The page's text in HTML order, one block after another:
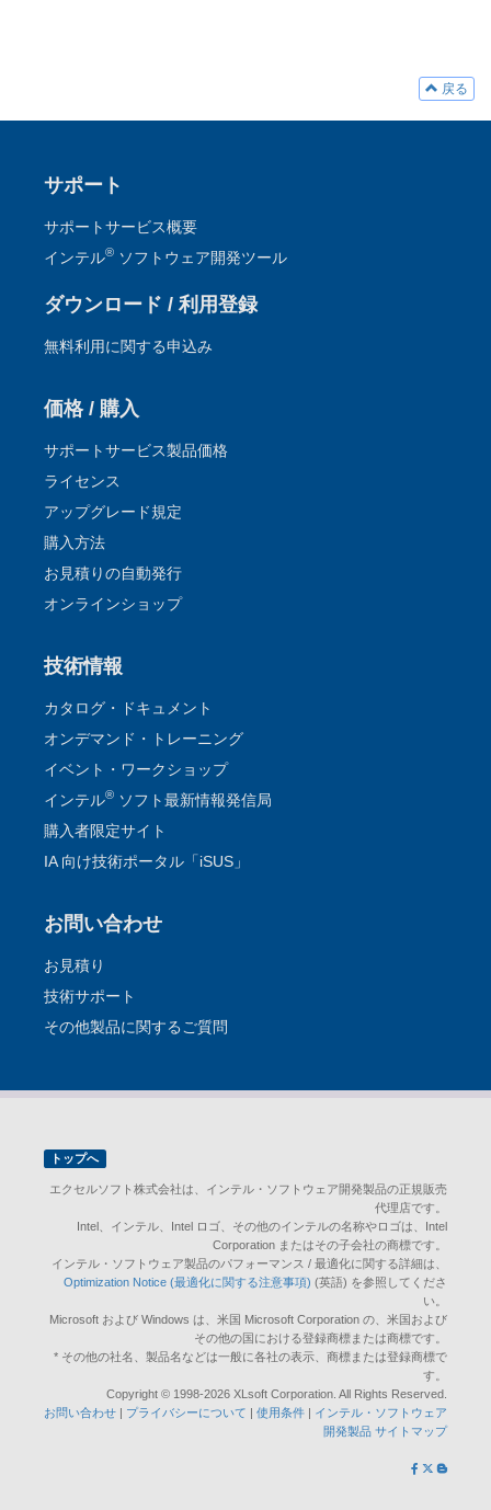
戻る
サポート
サポートサービス概要
インテル® ソフトウェア開発ツール
ダウンロード / 利用登録
無料利用に関する申込み
価格 / 購入
サポートサービス製品価格
ライセンス
アップグレード規定
購入方法
お見積りの自動発行
オンラインショップ
技術情報
カタログ・ドキュメント
オンデマンド・トレーニング
イベント・ワークショップ
インテル® ソフト最新情報発信局
購入者限定サイト
IA 向け技術ポータル「iSUS」
お問い合わせ
お見積り
技術サポート
その他製品に関するご質問
トップへ
エクセルソフト株式会社は、インテル・ソフトウェア開発製品の正規販売
代理店です。
Intel、インテル、Intel ロゴ、その他のインテルの名称やロゴは、Intel
Corporation またはその子会社の商標です。
インテル・ソフトウェア製品のパフォーマンス / 最適化に関する詳細は、
Optimization Notice (最適化に関する注意事項) (英語) を参照してくださ
い。
Microsoft および Windows は、米国 Microsoft Corporation の、米国および
その他の国における登録商標または商標です。
* その他の社名、製品名などは一般に各社の表示、商標または登録商標で
す。
Copyright © 1998-2026 XLsoft Corporation. All Rights Reserved.
お問い合わせ | プライバシーについて | 使用条件 | インテル・ソフトウェア
開発製品 サイトマップ